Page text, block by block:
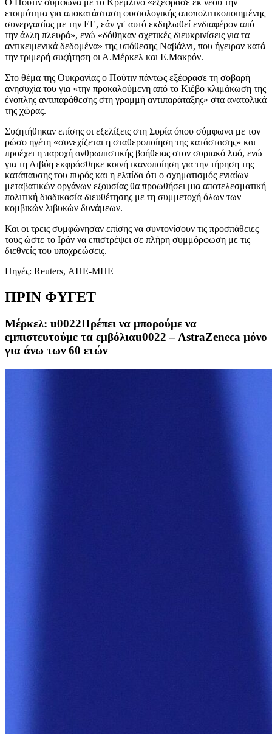
ετοιμότητα για αποκατάσταση φυσιολογικής αποπολιτικοποιημένης
συνεργασίας με την ΕΕ, εάν γι′ αυτό εκδηλωθεί ενδιαφέρον από
την άλλη πλευρά», ενώ «δόθηκαν σχετικές διευκρινίσεις για τα
αντικειμενικά δεδομένα» της υπόθεσης Ναβάλνι, που ήγειραν κατά
την τριμερή συζήτηση οι Α.Μέρκελ και Ε.Μακρόν.
Στο θέμα της Ουκρανίας ο Πούτιν πάντως εξέφρασε τη σοβαρή
ανησυχία του για «την προκαλούμενη από το Κιέβο κλιμάκωση της
ένοπλης αντιπαράθεσης στη γραμμή αντιπαράταξης» στα ανατολικά
της χώρας.
Συζητήθηκαν επίσης οι εξελίξεις στη Συρία όπου σύμφωνα με τον
ρώσο ηγέτη «συνεχίζεται η σταθεροποίηση της κατάστασης» και
προέχει η παροχή ανθρωπιστικής βοήθειας στον συριακό λαό, ενώ
για τη Λιβύη εκφράσθηκε κοινή ικανοποίηση για την τήρηση της
κατάπαυσης του πυρός και η ελπίδα ότι ο σχηματισμός ενιαίων
μεταβατικών οργάνων εξουσίας θα προωθήσει μια αποτελεσματική
πολιτική διαδικασία διευθέτησης με τη συμμετοχή όλων των
κομβικών λιβυκών δυνάμεων.
Και οι τρεις συμφώνησαν επίσης να συντονίσουν τις προσπάθειες
τους ώστε το Ιράν να επιστρέψει σε πλήρη συμμόρφωση με τις
διεθνείς του υποχρεώσεις.
Πηγές: Reuters, ΑΠΕ-ΜΠΕ
ΠΡΙΝ ΦΥΓΕΤ
Mέρκελ: u0022Πρέπει να μπορούμε να
εμπιστευτούμε τα εμβόλιαu0022 – AstraZeneca μόνο
για άνω των 60 ετών